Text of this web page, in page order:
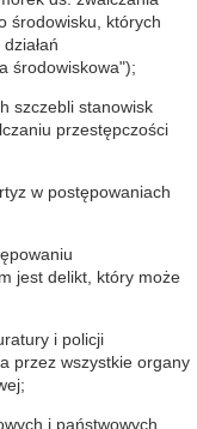
środowisku, których
środowiskowa");
szczebli stanowisk
przestępczości
w postępowaniach
jest delikt, który może
i policji
przez wszystkie organy
i państwowych